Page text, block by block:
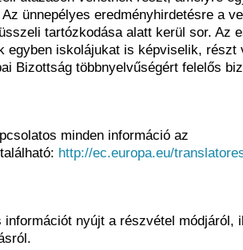
ünnepélyes eredményhirdetésre a
tartózkodása alatt kerül sor. Az
egyben iskolájukat is képviselik, részt
Bizottság többnyelvűségért felelős
minden információ az
http://ec.europa.eu/
információt nyújt a részvétel módjáról,